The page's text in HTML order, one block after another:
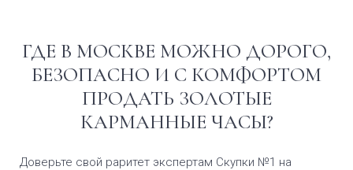
ГДЕ В МОСКВЕ МОЖНО ДОРОГО,
БЕЗОПАСНО И С КОМФОРТОМ
ПРОДАТЬ ЗОЛОТЫЕ
КАРМАННЫЕ ЧАСЫ?
Доверьте свой раритет экспертам Скупки №1 на